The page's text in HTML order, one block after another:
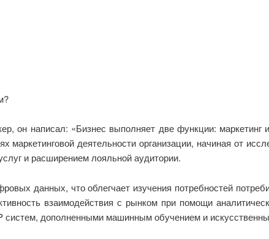
он написал: «Бизнес выполняет две функции:
деятельности организации, начиная от
и расширением лояльной аудитории.
данных, что облегчает изучения потребностей
взаимодействия с рынком при помощи
дополненными машинным обучением и